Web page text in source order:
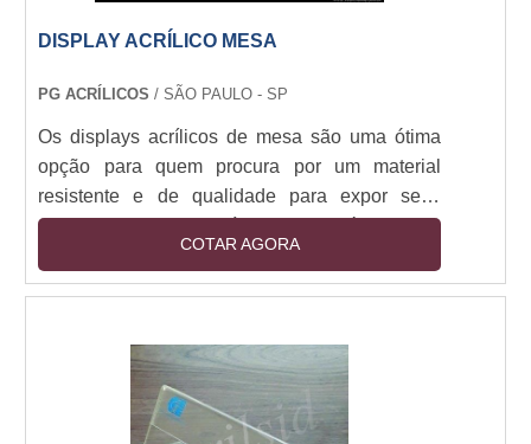
DISPLAY ACRÍLICO MESA
PG ACRÍLICOS/ SÃO PAULO - SP
Os displays acrílicos de mesa são uma ótima
opção para quem procura por um material
resistente e de qualidade para expor seus
produtos. O display acrílico de mesa é fabricado
em acrílico de alta qualidade, o que garante
resistência e durabilidade. Além disso, o
transportar, o que o torna ideal para exposições
e feiras. O display acrílico de mesa também é
versátil, pois pode ser usado para expor
diversos tipos de produtos, como livros,
COTAR AGORA